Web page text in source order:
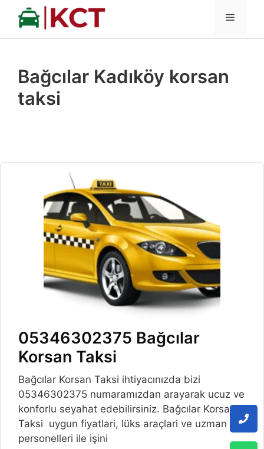
İçeriğe
MENÜ
Bağcılar Kadıköy korsan
taksi
05346302375 Bağcılar
Korsan Taksi
Bağcılar Korsan Taksi ihtiyacınızda bizi
05346302375 numaramızdan arayarak ucuz ve
konforlu seyahat edebilirsiniz. Bağcılar Korsan
Taksi uygun fiyatlari, lüks araçlari ve uzman
personelleri ile işini